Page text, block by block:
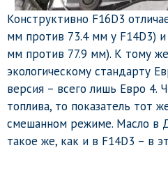
Конструктивно F16D3
мм против 73.4 мм у F14D3)
мм против 77.9 мм). К тому
экологическому стандарту
версия – всего лишь Евро 4.
топлива, то показатель тот
смешанном режиме. Масло в
такое же, как и в F14D3 – в